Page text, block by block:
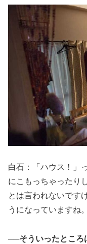
白石：「ハウス！」
にこもっちゃったり
とは言われないです
うになっていますね。
──そういったところ